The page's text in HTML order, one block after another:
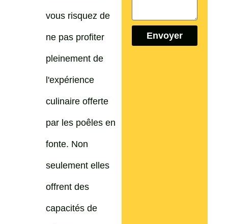
vous risquez de
ne pas profiter
pleinement de
l'expérience
culinaire offerte
par les poêles en
fonte. Non
seulement elles
offrent des
capacités de
Envoyer